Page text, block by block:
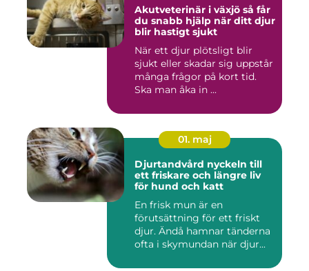
Akutveterinär i växjö så får
du snabb hjälp när ditt djur
blir hastigt sjukt
När ett djur plötsligt blir
sjukt eller skadar sig uppstår
många frågor på kort tid.
Ska man åka in ...
01. maj
Djurtandvård nyckeln till
ett friskare och längre liv
för hund och katt
En frisk mun är en
förutsättning för ett friskt
djur. Ändå hamnar tänderna
ofta i skymundan när djur...